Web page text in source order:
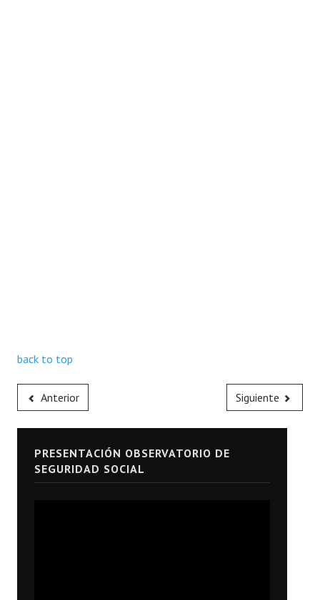
back to top
Anterior Siguiente
PRESENTACIÓN OBSERVATORIO DE
SEGURIDAD SOCIAL